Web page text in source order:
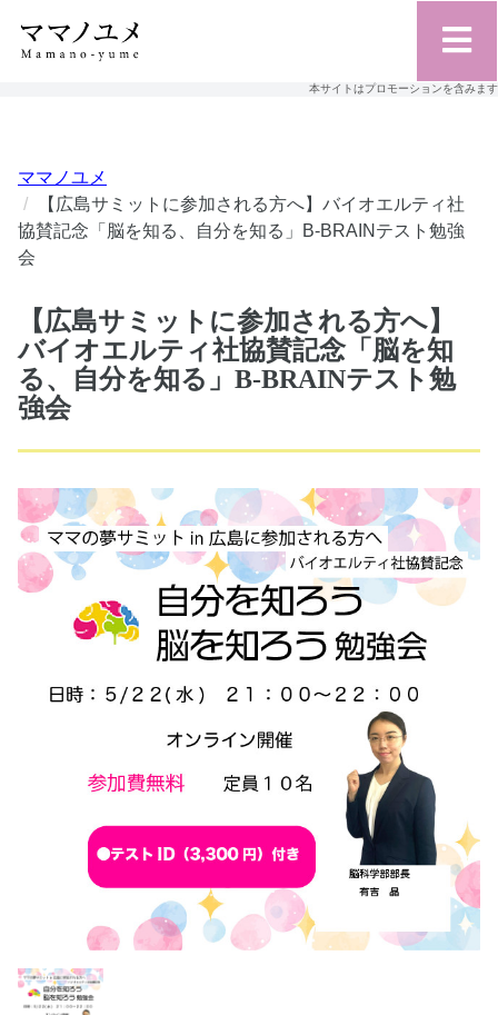
本サイトはプロモーションを含みます
ママノユメ
【広島サミットに参加される方へ】バイオエルティ社
協賛記念「脳を知る、自分を知る」B-BRAINテスト勉強
会
【広島サミットに参加される方へ】
バイオエルティ社協賛記念「脳を知
る、自分を知る」B-BRAINテスト勉
強会